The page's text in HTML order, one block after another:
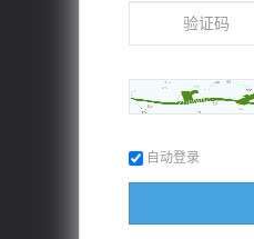
自动登录